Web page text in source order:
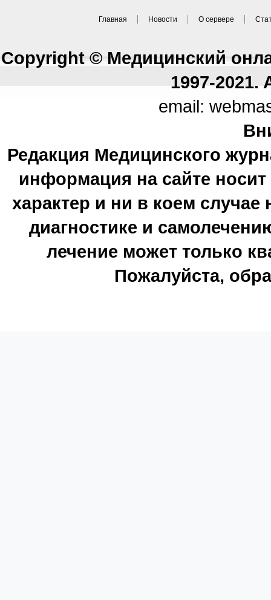
Главная Новости О сервере
Copyright © Медицинский
1997-2021.
email:
Редакция Медицинского
информация на сайте
характер и ни в коем
диагностике и
лечение может только
Пожалуйста,